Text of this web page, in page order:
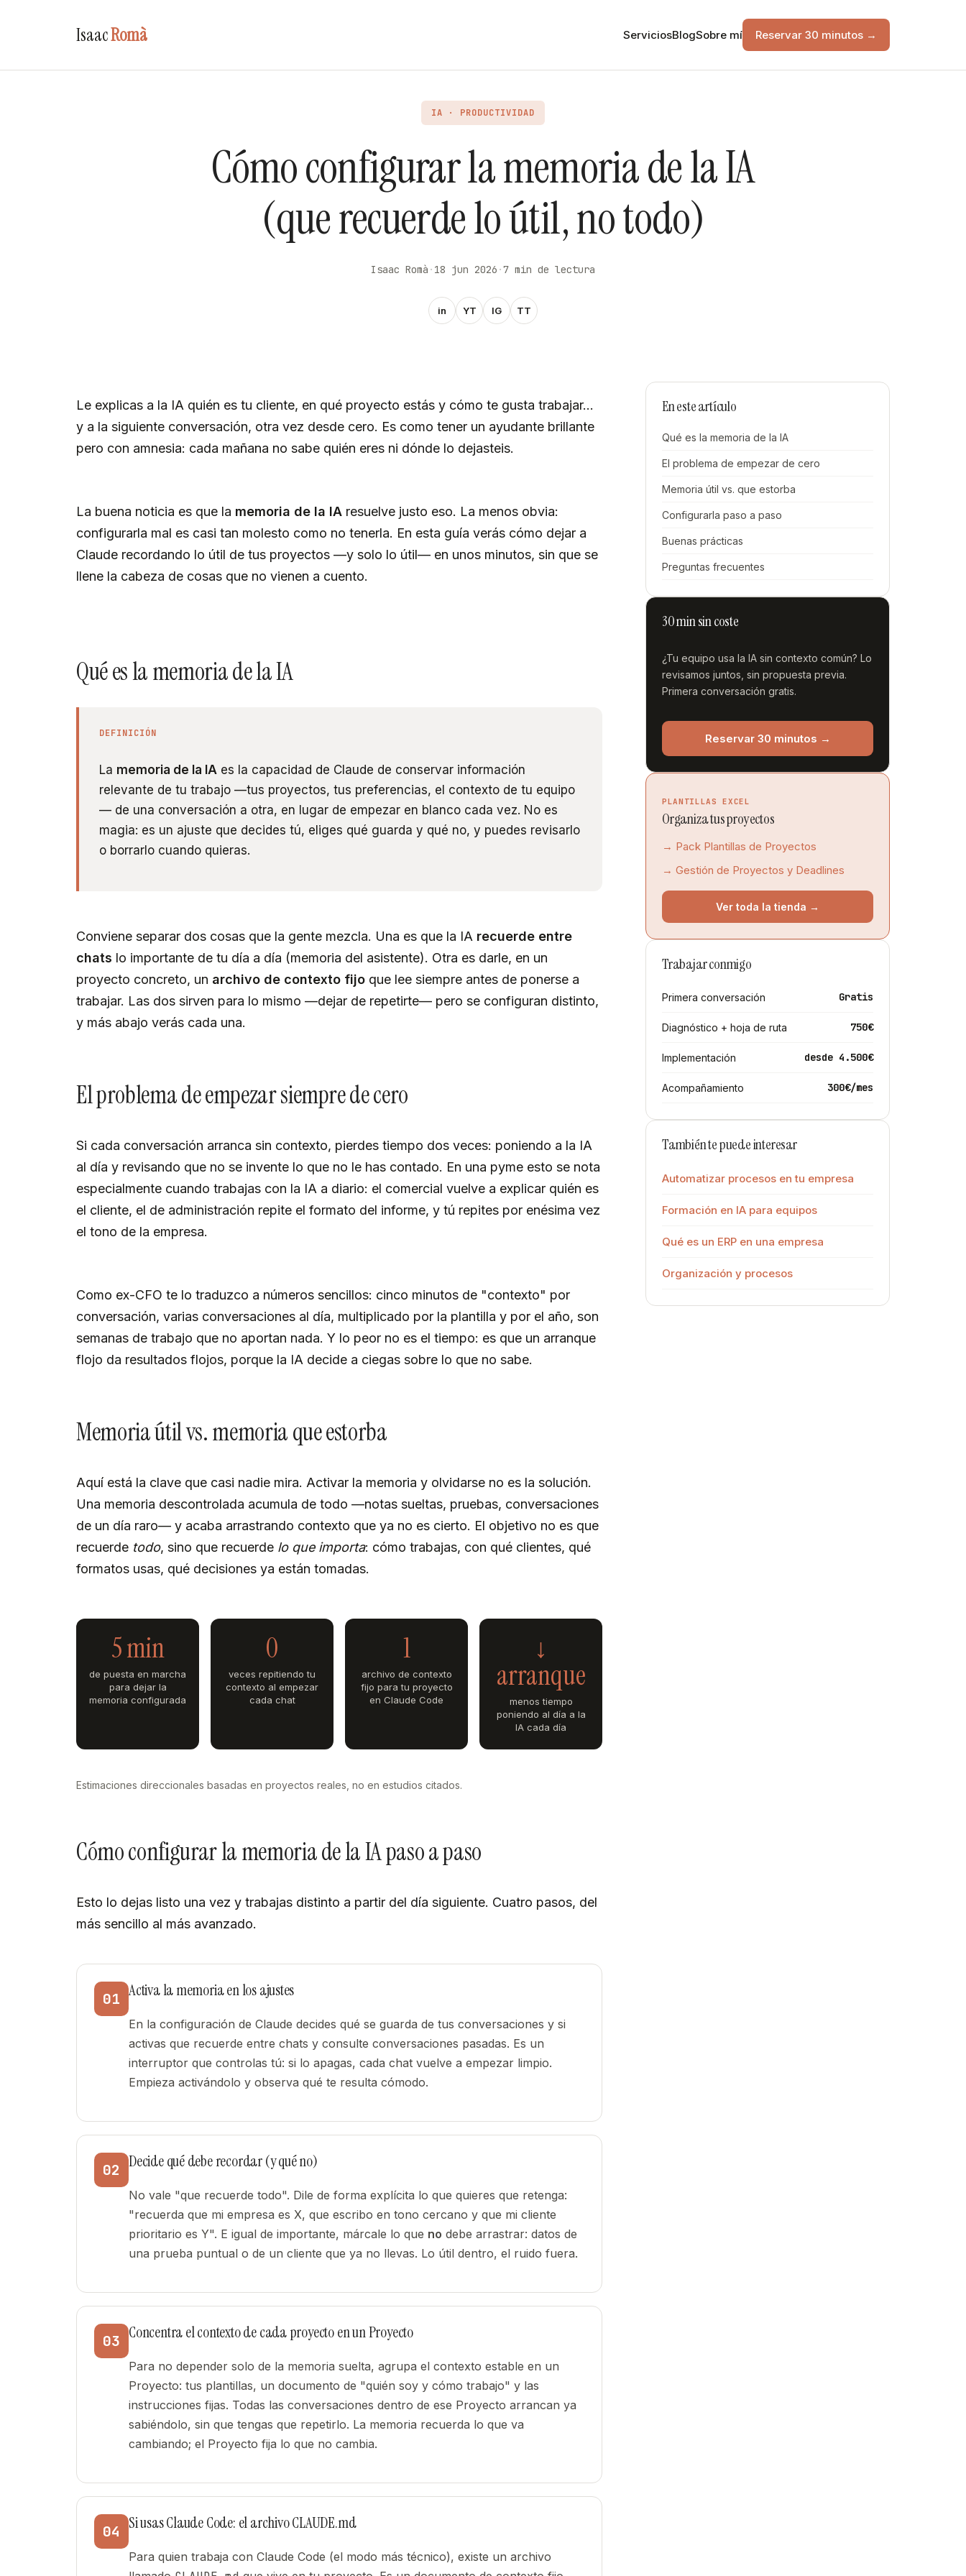
IsaacRomà ServiciosBlogSobre mí Reservar 30 minutos →
IA · PRODUCTIVIDAD
Cómo configurar la memoria de la IA
(que recuerde lo útil, no todo)
Isaac Romà · 18 jun 2026 ·7 min de lectura
in YT IG TT
Le explicas a la IA quién es tu cliente, en qué proyecto estás y cómo te gusta trabajar…
y a la siguiente conversación, otra vez desde cero. Es como tener un ayudante brillante
pero con amnesia: cada mañana no sabe quién eres ni dónde lo dejasteis.
La buena noticia es que la memoria de la IA resuelve justo eso. La menos obvia:
configurarla mal es casi tan molesto como no tenerla. En esta guía verás cómo dejar a
Claude recordando lo útil de tus proyectos —y solo lo útil— en unos minutos, sin que se
llene la cabeza de cosas que no vienen a cuento.
Qué es la memoria de la IA
DEFINICIÓN
La memoria de la IA es la capacidad de Claude de conservar información
relevante de tu trabajo —tus proyectos, tus preferencias, el contexto de tu equipo
— de una conversación a otra, en lugar de empezar en blanco cada vez. No es
magia: es un ajuste que decides tú, eliges qué guarda y qué no, y puedes revisarlo
o borrarlo cuando quieras.
Conviene separar dos cosas que la gente mezcla. Una es que la IA recuerde entre
chats lo importante de tu día a día (memoria del asistente). Otra es darle, en un
proyecto concreto, un archivo de contexto fijo que lee siempre antes de ponerse a
trabajar. Las dos sirven para lo mismo —dejar de repetirte— pero se configuran distinto,
y más abajo verás cada una.
El problema de empezar siempre de cero
Si cada conversación arranca sin contexto, pierdes tiempo dos veces: poniendo a la IA
al día y revisando que no se invente lo que no le has contado. En una pyme esto se nota
especialmente cuando trabajas con la IA a diario: el comercial vuelve a explicar quién es
el cliente, el de administración repite el formato del informe, y tú repites por enésima vez
el tono de la empresa.
Como ex-CFO te lo traduzco a números sencillos: cinco minutos de "contexto" por
conversación, varias conversaciones al día, multiplicado por la plantilla y por el año, son
semanas de trabajo que no aportan nada. Y lo peor no es el tiempo: es que un arranque
flojo da resultados flojos, porque la IA decide a ciegas sobre lo que no sabe.
Memoria útil vs. memoria que estorba
Aquí está la clave que casi nadie mira. Activar la memoria y olvidarse no es la solución.
Una memoria descontrolada acumula de todo —notas sueltas, pruebas, conversaciones
de un día raro— y acaba arrastrando contexto que ya no es cierto. El objetivo no es que
recuerde todo, sino que recuerde lo que importa: cómo trabajas, con qué clientes, qué
formatos usas, qué decisiones ya están tomadas.
5 min
de puesta en marcha
para dejar la
memoria configurada
0
veces repitiendo tu
contexto al empezar
cada chat
1
archivo de contexto
fijo para tu proyecto
en Claude Code
↓
arranque
menos tiempo
poniendo al día a la
IA cada día
Estimaciones direccionales basadas en proyectos reales, no en estudios citados.
Cómo configurar la memoria de la IA paso a paso
Esto lo dejas listo una vez y trabajas distinto a partir del día siguiente. Cuatro pasos, del
más sencillo al más avanzado.
01 Activa la memoria en los ajustes
En la configuración de Claude decides qué se guarda de tus conversaciones y si
activas que recuerde entre chats y consulte conversaciones pasadas. Es un
interruptor que controlas tú: si lo apagas, cada chat vuelve a empezar limpio.
Empieza activándolo y observa qué te resulta cómodo.
02 Decide qué debe recordar (y qué no)
No vale "que recuerde todo". Dile de forma explícita lo que quieres que retenga:
"recuerda que mi empresa es X, que escribo en tono cercano y que mi cliente
prioritario es Y". E igual de importante, márcale lo que no debe arrastrar: datos de
una prueba puntual o de un cliente que ya no llevas. Lo útil dentro, el ruido fuera.
03 Concentra el contexto de cada proyecto en un Proyecto
Para no depender solo de la memoria suelta, agrupa el contexto estable en un
Proyecto: tus plantillas, un documento de "quién soy y cómo trabajo" y las
instrucciones fijas. Todas las conversaciones dentro de ese Proyecto arrancan ya
sabiéndolo, sin que tengas que repetirlo. La memoria recuerda lo que va
cambiando; el Proyecto fija lo que no cambia.
04 Si usas Claude Code: el archivo CLAUDE.md
Para quien trabaja con Claude Code (el modo más técnico), existe un archivo
En este artículo
Qué es la memoria de la IA
El problema de empezar de cero
Memoria útil vs. que estorba
Configurarla paso a paso
Buenas prácticas
Preguntas frecuentes
30 min sin coste
¿Tu equipo usa la IA sin contexto común? Lo
revisamos juntos, sin propuesta previa.
Primera conversación gratis.
Reservar 30 minutos →
PLANTILLAS EXCEL
Organiza tus proyectos
→ Pack Plantillas de Proyectos
→ Gestión de Proyectos y Deadlines
Ver toda la tienda →
Trabajar conmigo
Primera conversación Gratis
Diagnóstico + hoja de ruta 750€
Implementación desde 4.500€
Acompañamiento 300€/mes
También te puede interesar
Automatizar procesos en tu empresa
Formación en IA para equipos
Qué es un ERP en una empresa
Organización y procesos